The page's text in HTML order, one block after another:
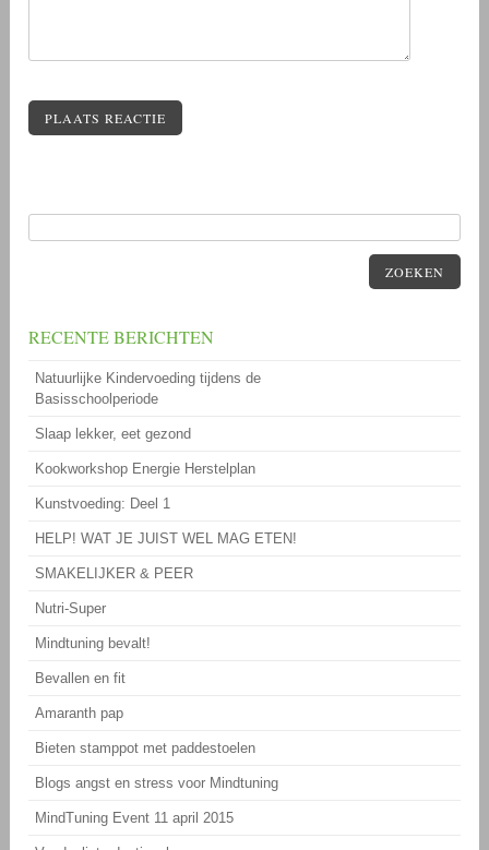
PLAATS REACTIE
ZOEKEN
RECENTE BERICHTEN
Natuurlijke Kindervoeding tijdens de
Basisschoolperiode
Slaap lekker, eet gezond
Kookworkshop Energie Herstelplan
Kunstvoeding: Deel 1
HELP! WAT JE JUIST WEL MAG ETEN!
SMAKELIJKER & PEER
Nutri-Super
Mindtuning bevalt!
Bevallen en fit
Amaranth pap
Bieten stamppot met paddestoelen
Blogs angst en stress voor Mindtuning
MindTuning Event 11 april 2015